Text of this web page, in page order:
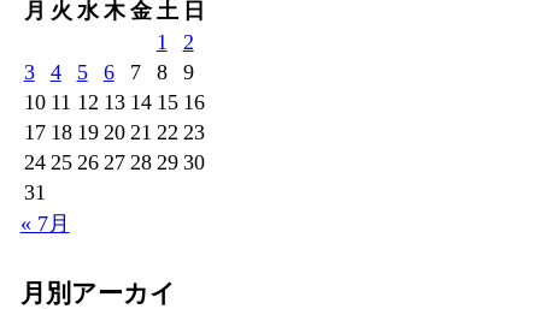
月 火 水 木 金 土 日
1
2
3
4 5 6 7 8
9
10 11 12 13 14 15 16
17 18 19 20 21 22 23
24 25 26 27 28 29 30
31
« 7月
月別アーカイ